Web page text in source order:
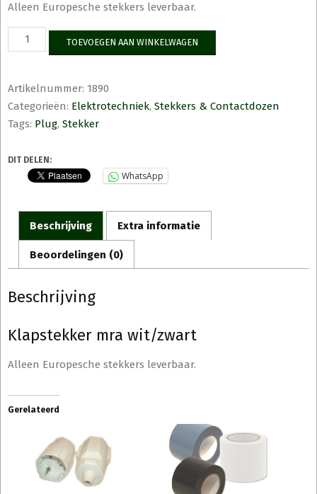
Alleen Europesche stekkers leverbaar.
Klapstekker
mra
TOEVOEGEN AAN WINKELWAGEN
Artikelnummer: 1890
Categorieën: Elektrotechniek, Stekkers & Contactdozen
Tags: Plug, Stekker
DIT DELEN:
WhatsApp
Beschrijving Extra informatie
Beoordelingen (0)
Beschrijving
Klapstekker mra wit/zwart
Alleen Europesche stekkers leverbaar.
Gerelateerd